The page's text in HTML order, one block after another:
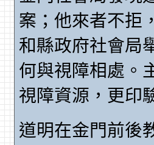
案；他來者不拒
和縣政府社會局
何與視障相處。
視障資源，更印
道明在金門前後